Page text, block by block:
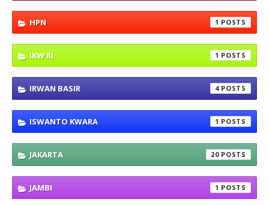
HPN 1
IKW RI 1
IRWAN BASIR 4
ISWANTO KWARA 1
JAKARTA 20
JAMBI 1